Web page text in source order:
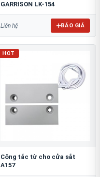
GARRISON LK-154
Liên hệ BÁO GIÁ
HOT
Công tắc từ cho cửa sắt
A157